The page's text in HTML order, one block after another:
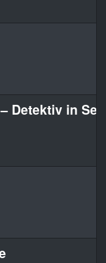
Detektiv in